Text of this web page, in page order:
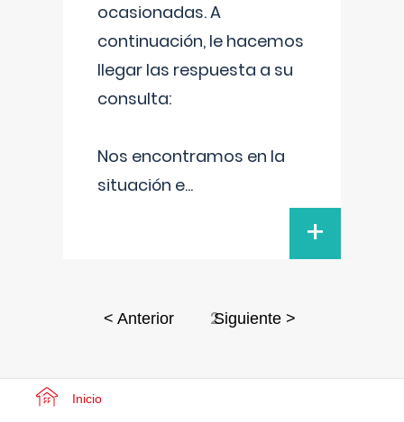
ocasionadas. A
continuación, le hacemos
llegar las respuesta a su
consulta:
Nos encontramos en la
situación e...
+
< Anterior 2Siguiente >
Inicio